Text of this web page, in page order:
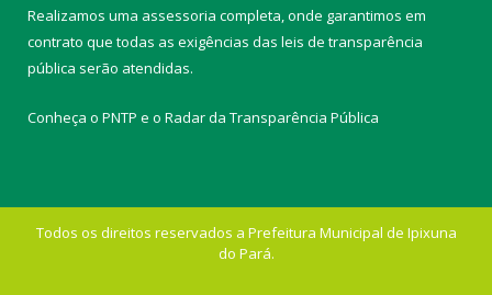
Realizamos uma assessoria completa, onde garantimos em
contrato que todas as exigências das leis de transparência
pública serão atendidas.
Conheça o PNTP e o Radar da Transparência Pública
Todos os direitos reservados a Prefeitura Municipal de Ipixuna
do Pará.